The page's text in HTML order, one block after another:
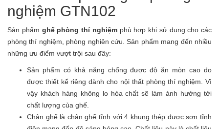
nghiệm GTN102
Sản phẩm ghế phòng thí nghiệmphù hợp khi sử dụng cho các
phòng thí nghiệm, phòng nghiên cứu. Sản phẩm mang đến nhiều
những ưu điểm vượt trội sau đây:
Sản phẩm có khả năng chống được độ ăn mòn cao do
được thiết kế riêng dành cho nội thất phòng thí nghiệm. Vì
vậy khách hàng không lo hóa chất sẽ làm ảnh hưởng tới
chất lượng của ghế.
Chân ghế là chân ghế tĩnh với 4 khung thép được sơn tĩnh